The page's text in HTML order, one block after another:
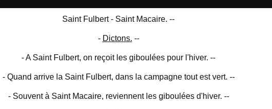
Saint Fulbert - Saint Macaire. --
- Dictons. --
- A Saint Fulbert, on reçoit les giboulées pour l'hiver. --
- Quand arrive la Saint Fulbert, dans la campagne tout est vert. --
- Souvent à Saint Macaire, reviennent les giboulées d'hiver. --